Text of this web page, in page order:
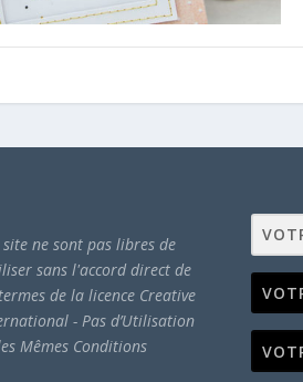
ne sont pas libres de
sans l'accord direct de
de la licence Creative
- Pas d’Utilisation
Mêmes Conditions